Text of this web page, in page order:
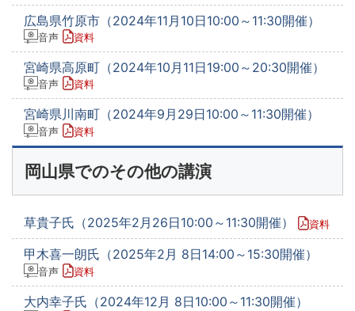
広島県竹原市（2024年11月10日10:00～11:30開催）
音声 資料
宮崎県高原町（2024年10月11日19:00～20:30開催）
音声 資料
宮崎県川南町（2024年9月29日10:00～11:30開催）
音声 資料
岡山県でのその他の講演
草貴子氏（2025年2月26日10:00～11:30開催） 資料
甲木喜一朗氏（2025年2月 8日14:00～15:30開催）
音声 資料
大内幸子氏（2024年12月 8日10:00～11:30開催）